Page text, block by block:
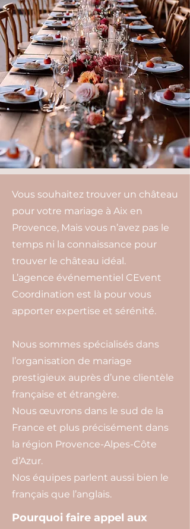
Vous souhaitez trouver un château
pour votre mariage à Aix en
Provence, Mais vous n’avez pas le
temps ni la connaissance pour
trouver le château idéal.
L’agence événementiel CEvent
Coordination est là pour vous
apporter expertise et sérénité.
Nous sommes spécialisés dans
l’organisation de mariage
prestigieux auprès d’une clientèle
française et étrangère.
Nous œuvrons dans le sud de la
France et plus précisément dans
la région Provence-Alpes-Côte
d’Azur.
Nos équipes parlent aussi bien le
français que l’anglais.
Pourquoi faire appel aux